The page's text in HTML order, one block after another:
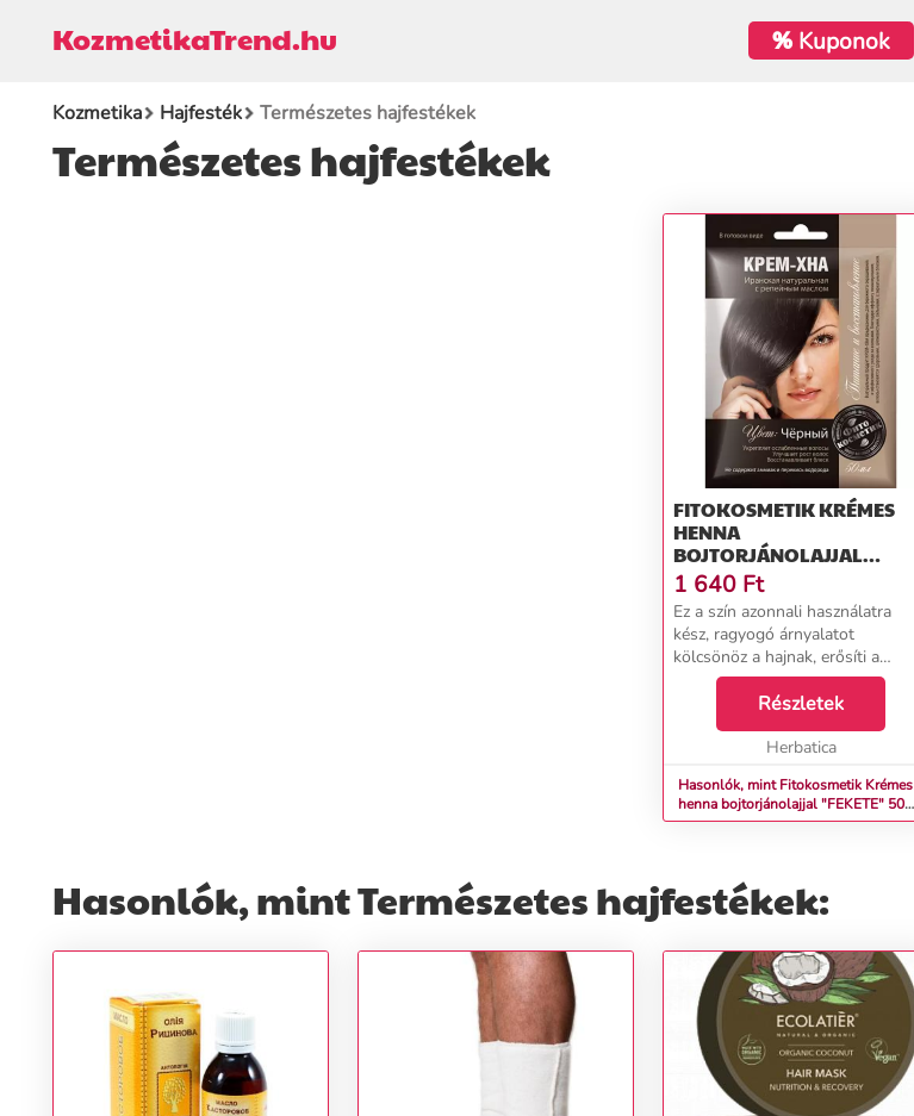
KozmetikaTrend.hu %Kuponok
Kozmetika Hajfesték Természetes hajfestékek
Természetes hajfestékek
FITOKOSMETIK KRÉMES
HENNA
BOJTORJÁNOLAJJAL
"FEKETE" 50 ML
1 640 Ft
Ez a szín azonnali használatra
kész, ragyogó árnyalatot
kölcsönöz a hajnak, erősíti a
legyengült hajat, javítja
növekedését, visszaadja a haj
fényét. Nem tartalmaz ammóniát
és hidrogén-peroxidot. A he...
Részletek
Herbatica
Hasonlók, mint Fitokosmetik Krémes
henna bojtorjánolajjal "FEKETE" 50
ml
Hasonlók, mint Természetes hajfestékek: